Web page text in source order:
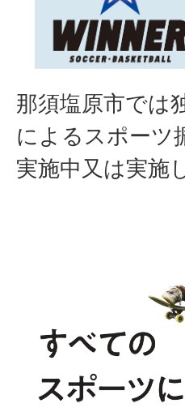
那須塩原市では
によるスポーツ
実施中又は実施